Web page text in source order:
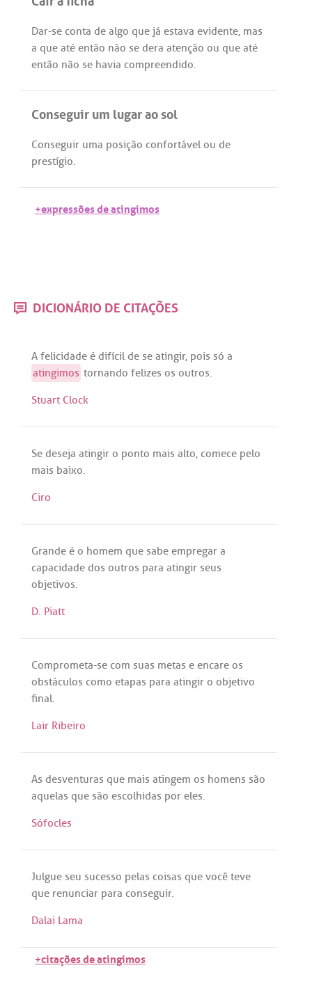
Dar-se conta de algo que já estava evidente, mas
a que até então não se dera atenção ou que até
então não se havia compreendido.
Conseguir um lugar ao sol
Conseguir uma posição confortável ou de
prestígio.
+expressões de atingimos
DICIONÁRIO DE CITAÇÕES
A felicidade é difícil de se atingir, pois só a
atingimos tornando felizes os outros.
Stuart Clock
Se deseja atingir o ponto mais alto, comece pelo
mais baixo.
Ciro
Grande é o homem que sabe empregar a
capacidade dos outros para atingir seus
objetivos.
D. Piatt
Comprometa-se com suas metas e encare os
obstáculos como etapas para atingir o objetivo
final.
Lair Ribeiro
As desventuras que mais atingem os homens são
aquelas que são escolhidas por eles.
Sófocles
Julgue seu sucesso pelas coisas que você teve
que renunciar para conseguir.
Dalai Lama
+citações de atingimos